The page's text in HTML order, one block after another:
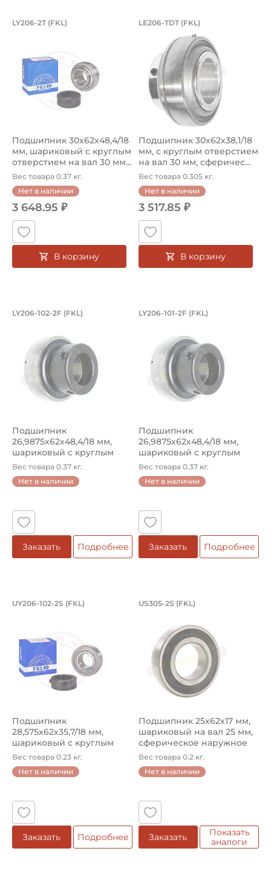
Подшипник 30х62х48,4/18 мм,
Усиленный подшипник LY206-2T FKL шариковый с
LY206-2T (FKL)
Подшипник 30х62х48,4/18
мм, шариковый с круглым
отверстием на вал 30 мм...
Вес товара 0.37 кг.
Нет в наличии
3 648.95 ₽
В корзину
Подшипник
Профессиональный
LE206-TDT (FKL)
Подшипник 30х62х38,1/18
мм, с круглым отверстием
на вал 30 мм, сферичес...
Вес товара 0.305 кг.
Нет в наличии
3 517.85 ₽
В корзину
Подшипник 26,9875х62х48,4/18 мм,
LY206-102-2F (FKL)
Подшипник
26,9875х62х48,4/18 мм,
шариковый с круглым
отверстием на вал ...
Вес товара 0.37 кг.
Нет в наличии
Заказать Подробнее
Подшипник
LY206-101-2F (FKL)
Подшипник
26,9875х62х48,4/18 мм,
шариковый с круглым
отверстием на вал ...
Вес товара 0.37 кг.
Нет в наличии
Заказать Подробнее
Подшипник 28,575х62х35,7/18 мм,
UY206-102-2S (FKL)
Подшипник
28,575х62х35,7/18 мм,
шариковый с круглым
отверстием на вал 2...
Вес товара 0.23 кг.
Нет в наличии
Заказать Подробнее
Подшипник
US305-2S (FKL)
Подшипник 25х62х17 мм,
шариковый на вал 25 мм,
сферическое наружное
кол...
Вес товара 0.2 кг.
Нет в наличии
Заказать
Показать
аналоги